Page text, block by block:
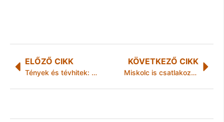
ELŐZŐ CIKK
Tények és tévhitek: módszertani útmutató a jogos védelmi helyzet értelmezésére
KÖVETKEZŐ CIKK
Miskolc is csatlakozott a Kihívás Napjához